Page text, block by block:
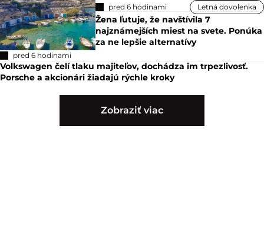
pred 6 hodinami Letná dovolenka
Žena ľutuje, že navštívila 7
najznámejších miest na svete. Ponúka
za ne lepšie alternatívy
pred 6 hodinami
Volkswagen čelí tlaku majiteľov, dochádza im trpezlivosť.
Porsche a akcionári žiadajú rýchle kroky
Zobraziť viac